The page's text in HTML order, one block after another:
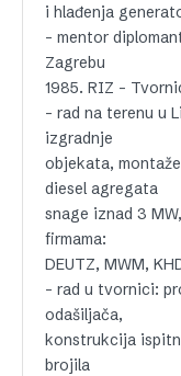
i hlađenja
– mentor
Zagrebu
1985. RIZ –
– rad na terenu u
izgradnje
objekata,
diesel agregata
snage iznad 3
firmama:
DEUTZ, MWM,
– rad u tvornici:
odašiljača,
konstrukcija
brojila